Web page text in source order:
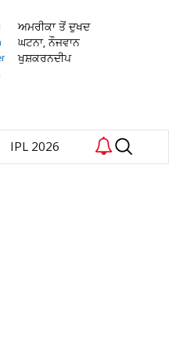
ਅਮਰੀਕਾ ਤੋਂ ਦੁਖਦ
ਘਟਨਾ, ਨੌਜਵਾਨ
ਖੁਸ਼ਕਰਨਦੀਪ
IPL 2026